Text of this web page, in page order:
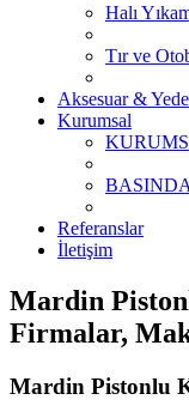
Halı
Tır ve
Aksesuar &
Kurumsal
Referanslar
İletişim
Mardin
Firmalar,
Mardin Pistonlu